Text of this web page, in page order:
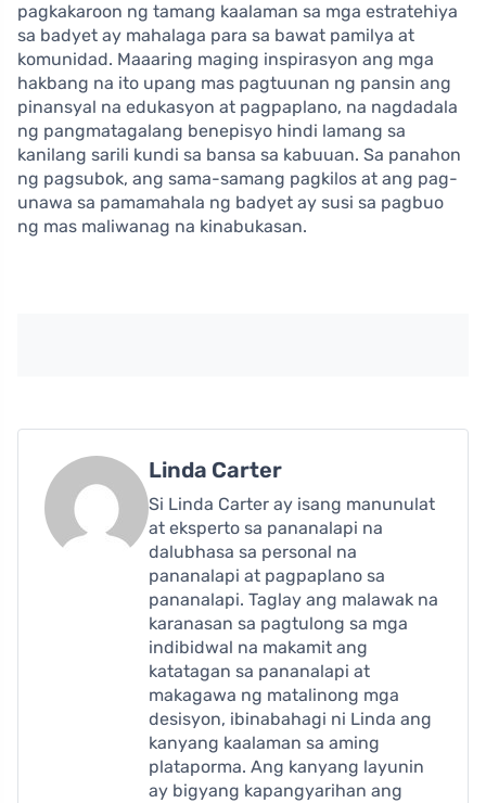
pagkakaroon ng tamang kaalaman sa mga estratehiya
sa badyet ay mahalaga para sa bawat pamilya at
komunidad. Maaaring maging inspirasyon ang mga
hakbang na ito upang mas pagtuunan ng pansin ang
pinansyal na edukasyon at pagpaplano, na nagdadala
ng pangmatagalang benepisyo hindi lamang sa
kanilang sarili kundi sa bansa sa kabuuan. Sa panahon
ng pagsubok, ang sama-samang pagkilos at ang pag-
unawa sa pamamahala ng badyet ay susi sa pagbuo
ng mas maliwanag na kinabukasan.
Linda Carter
Si Linda Carter ay isang manunulat
at eksperto sa pananalapi na
dalubhasa sa personal na
pananalapi at pagpaplano sa
pananalapi. Taglay ang malawak na
karanasan sa pagtulong sa mga
indibidwal na makamit ang
katatagan sa pananalapi at
makagawa ng matalinong mga
desisyon, ibinabahagi ni Linda ang
kanyang kaalaman sa aming
plataporma. Ang kanyang layunin
ay bigyang kapangyarihan ang